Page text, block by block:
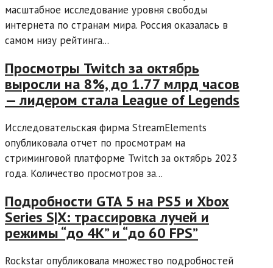
масштабное исследование уровня свободы
интернета по странам мира. Россия оказалась в
самом низу рейтинга...
Просмотры Twitch за октябрь
выросли на 8%, до 1.77 млрд часов
— лидером стала League of Legends
Исследовательская фирма StreamElements
опубликовала отчет по просмотрам на
стриминговой платформе Twitch за октябрь 2023
года. Количество просмотров за...
Подробности GTA 5 на PS5 и Xbox
Series S|X: трассировка лучей и
режимы “до 4K” и “до 60 FPS”
Rockstar опубликовала множество подробностей